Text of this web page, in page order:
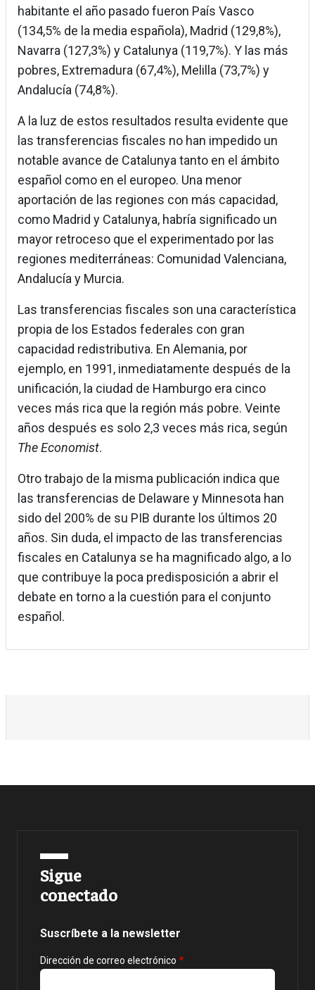
habitante el año pasado fueron País Vasco
(134,5% de la media española), Madrid (129,8%),
Navarra (127,3%) y Catalunya (119,7%). Y las más
pobres, Extremadura (67,4%), Melilla (73,7%) y
Andalucía (74,8%).
A la luz de estos resultados resulta evidente que
las transferencias fiscales no han impedido un
notable avance de Catalunya tanto en el ámbito
español como en el europeo. Una menor
aportación de las regiones con más capacidad,
como Madrid y Catalunya, habría significado un
mayor retroceso que el experimentado por las
regiones mediterráneas: Comunidad Valenciana,
Andalucía y Murcia.
Las transferencias fiscales son una característica
propia de los Estados federales con gran
capacidad redistributiva. En Alemania, por
ejemplo, en 1991, inmediatamente después de la
unificación, la ciudad de Hamburgo era cinco
veces más rica que la región más pobre. Veinte
años después es solo 2,3 veces más rica, según
The Economist.
Otro trabajo de la misma publicación indica que
las transferencias de Delaware y Minnesota han
sido del 200% de su PIB durante los últimos 20
años. Sin duda, el impacto de las transferencias
fiscales en Catalunya se ha magnificado algo, a lo
que contribuye la poca predisposición a abrir el
debate en torno a la cuestión para el conjunto
español.
Sigue
conectado
Suscríbete a la newsletter
Dirección de correo electrónico